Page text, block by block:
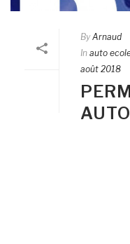
By Arnaud
In auto
août 2018